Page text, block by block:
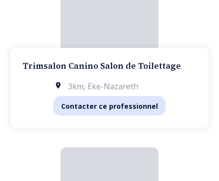
Trimsalon Canino Salon de Toilettage
3km, Eke-Nazareth
Contacter ce professionnel